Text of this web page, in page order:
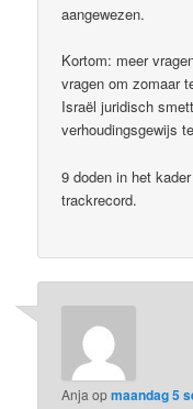
aangewezen.
Kortom: meer
vragen om zomaar
Israël juridisch
verhoudingsgewijs
9 doden in het
trackrecord.
Anja opmaandag 5